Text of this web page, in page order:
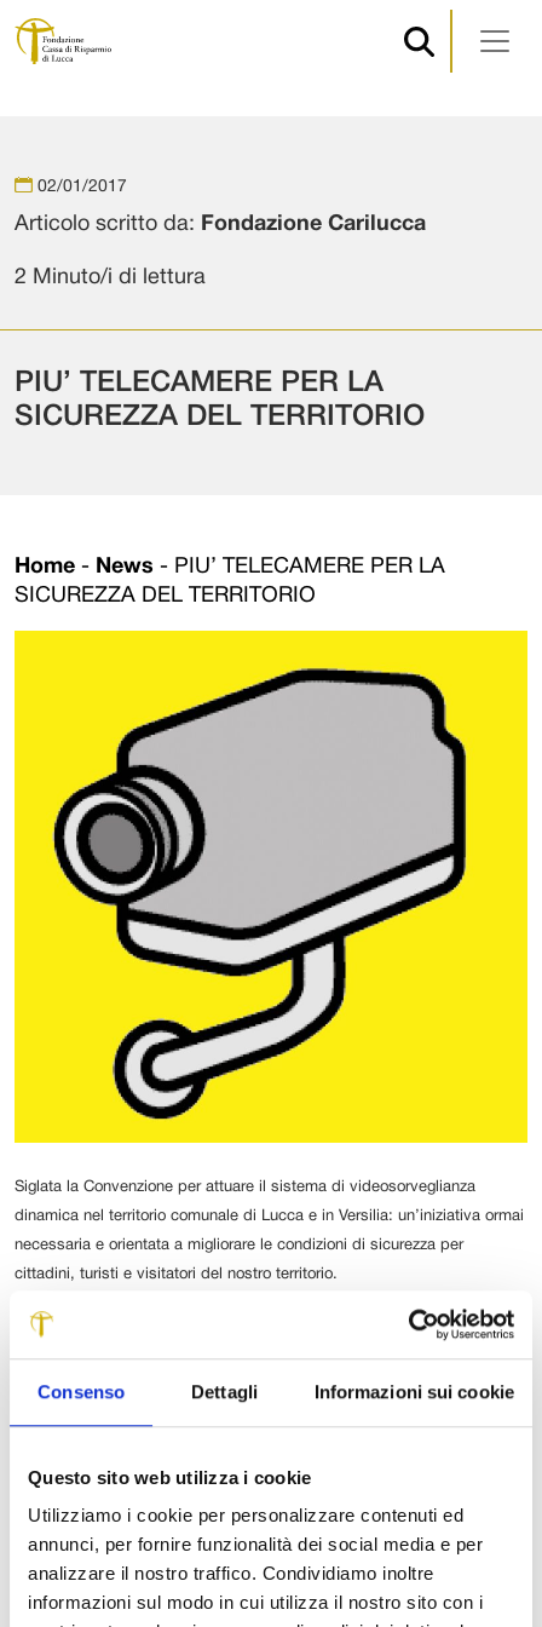
Consenso Dettagli Informazioni sui cookie
Questo sito web utilizza i cookie
Utilizziamo i cookie per personalizzare contenuti ed
annunci, per fornire funzionalità dei social media e per
analizzare il nostro traffico. Condividiamo inoltre
informazioni sul modo in cui utilizza il nostro sito con i
Navigazione principale
02/01/2017
Articolo scritto da: Fondazione Carilucca
2 Minuto/i di lettura
PIU’ TELECAMERE PER LA
SICUREZZA DEL TERRITORIO
Home - News - PIU’ TELECAMERE PER LA
SICUREZZA DEL TERRITORIO
Siglata la Convenzione per attuare il sistema di videosorveglianza
dinamica nel territorio comunale di Lucca e in Versilia: un’iniziativa ormai
necessaria e orientata a migliorare le condizioni di sicurezza per
cittadini, turisti e visitatori del nostro territorio.
La Convenzione è stata sottoscritta, alla presenza del
Arturo Lattanzi, e della Banca Versilia Lunigiana e
sindaci di Lucca e dei Comuni della Versilia, diretti
Il progetto prevede l’istallazione di telecamere per la
videosorveglianza dinamica e di tracciabilità, in grado di
“leggere” le targhe dei veicoli, ed è stato elaborato dalla